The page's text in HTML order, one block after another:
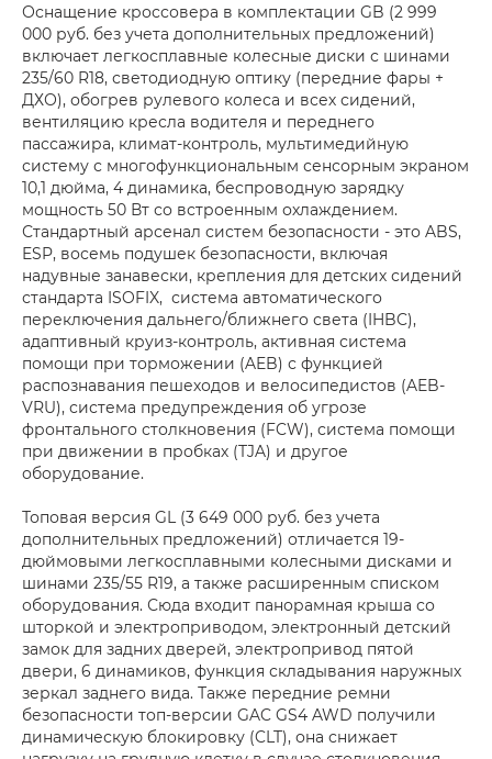
Оснащение кроссовера в комплектации GB (2 999
000 руб. без учета дополнительных предложений)
включает легкосплавные колесные диски с шинами
235/60 R18, светодиодную оптику (передние фары +
ДХО), обогрев рулевого колеса и всех сидений,
вентиляцию кресла водителя и переднего
пассажира, климат-контроль, мультимедийную
систему с многофункциональным сенсорным экраном
10,1 дюйма, 4 динамика, беспроводную зарядку
мощность 50 Вт со встроенным охлаждением.
Стандартный арсенал систем безопасности - это ABS,
ESP, восемь подушек безопасности, включая
надувные занавески, крепления для детских сидений
стандарта ISOFIX, система автоматического
переключения дальнего/ближнего света (IHBC),
адаптивный круиз-контроль, активная система
помощи при торможении (AEB) с функцией
распознавания пешеходов и велосипедистов (AEB-
VRU), система предупреждения об угрозе
фронтального столкновения (FCW), система помощи
при движении в пробках (TJA) и другое
оборудование.
Топовая версия GL (3 649 000 руб. без учета
дополнительных предложений) отличается 19-
дюймовыми легкосплавными колесными дисками и
шинами 235/55 R19, а также расширенным списком
оборудования. Сюда входит панорамная крыша со
шторкой и электроприводом, электронный детский
замок для задних дверей, электропривод пятой
двери, 6 динамиков, функция складывания наружных
зеркал заднего вида. Также передние ремни
безопасности топ-версии GAC GS4 AWD получили
динамическую блокировку (CLT), она снижает